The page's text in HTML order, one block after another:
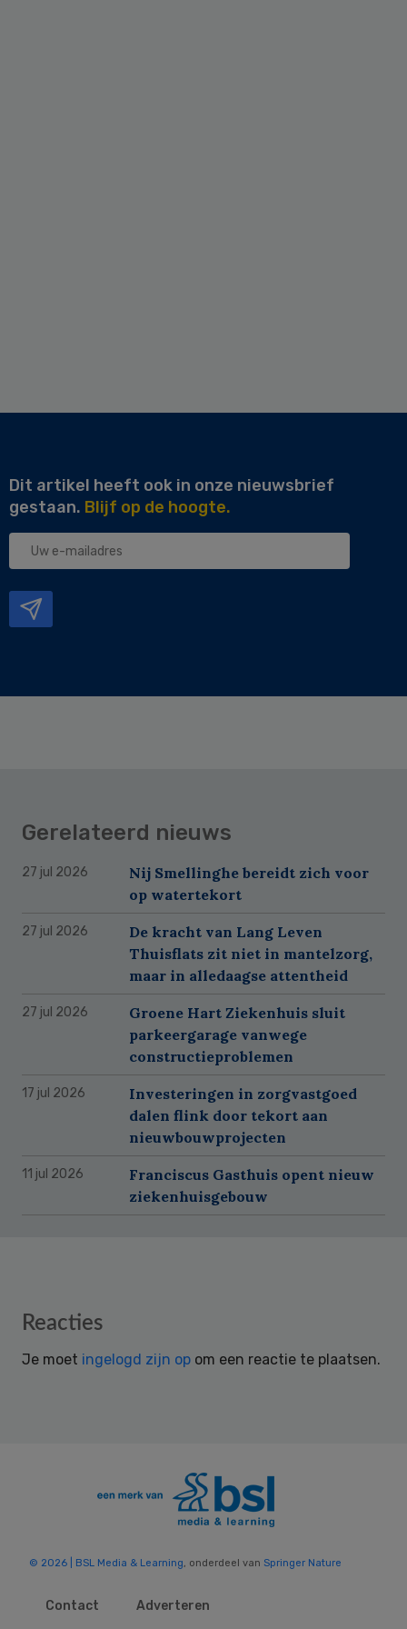
Dit artikel heeft ook in onze nieuwsbrief
gestaan. Blijf op de hoogte.
Uw
Gerelateerd nieuws
27 jul 2026
Nij Smellinghe bereidt zich voor
op watertekort
27 jul 2026
De kracht van Lang Leven
Thuisflats zit niet in mantelzorg,
maar in alledaagse attentheid
27 jul 2026
Groene Hart Ziekenhuis sluit
parkeergarage vanwege
constructieproblemen
17 jul 2026
Investeringen in zorgvastgoed
dalen flink door tekort aan
nieuwbouwprojecten
11 jul 2026
Franciscus Gasthuis opent nieuw
ziekenhuisgebouw
Reader
Reacties
Je moet ingelogd zijn op om een reactie te plaatsen.
© 2026 | BSL Media & Learning, onderdeel van Springer Nature
Contact
Adverteren